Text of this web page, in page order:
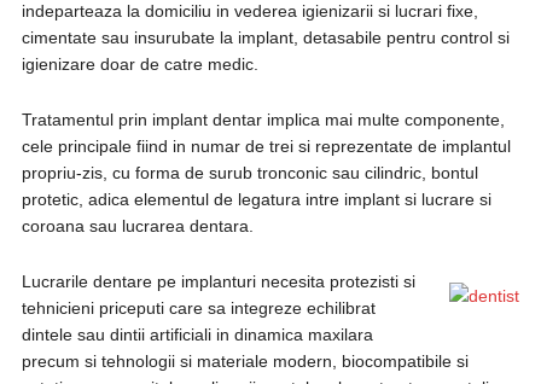
indeparteaza la domiciliu in vederea igienizarii si lucrari fixe,
cimentate sau insurubate la implant, detasabile pentru control si
igienizare doar de catre medic.
Tratamentul prin implant dentar implica mai multe componente,
cele principale fiind in numar de trei si reprezentate de implantul
propriu-zis, cu forma de surub tronconic sau cilindric, bontul
protetic, adica elementul de legatura intre implant si lucrare si
coroana sau lucrarea dentara.
Lucrarile dentare pe implanturi necesita protezisti si
tehnicieni priceputi care sa integreze echilibrat
dintele sau dintii artificiali in dinamica maxilara
precum si tehnologii si materiale modern, biocompatibile si